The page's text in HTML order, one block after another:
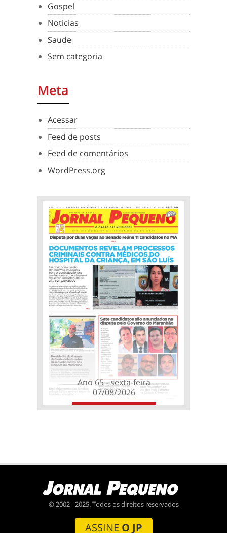
Gospel
Noticias
Saude
Sem categoria
Meta
Acessar
Feed de posts
Feed de comentários
WordPress.org
Ano 65 - sexta-feira
07/08/2026
© 2002 - 2025. Todos os direitos reservados
ASSINE O JP